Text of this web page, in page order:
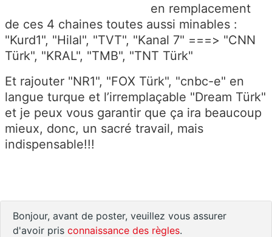
en remplacement
de ces 4 chaines toutes aussi minables :
"Kurd1", "Hilal", "TVT", "Kanal 7" ===> "CNN
Türk", "KRAL", "TMB", "TNT Türk"
Et rajouter "NR1", "FOX Türk", "cnbc-e" en
langue turque et l’irremplaçable "Dream Türk"
et je peux vous garantir que ça ira beaucoup
mieux, donc, un sacré travail, mais
indispensable!!!
Bonjour, avant de poster, veuillez vous assurer
d'avoir pris connaissance des règles.